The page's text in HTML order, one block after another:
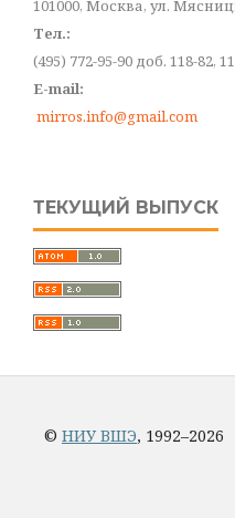
101000, Москва, ул.
Тел.:
(495) 772-95-90 доб. 118-82,
E-mail:
mirros.info@gmail.com
ТЕКУЩИЙ ВЫПУСК
© НИУ ВШЭ, 1992–2026